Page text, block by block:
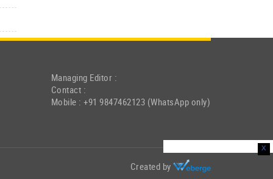
Managing Editor :
Contact :
Mobile : +91 9847462123 (WhatsApp only)
Created by
x